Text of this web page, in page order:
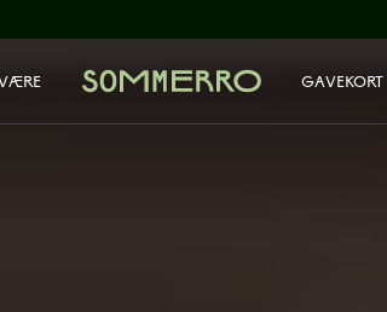
GAVEKORT